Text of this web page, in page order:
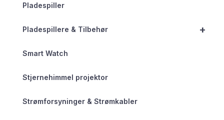
Pladespiller
+
Pladespillere & Tilbehør
Smart Watch
Stjernehimmel projektor
Strømforsyninger & Strømkabler